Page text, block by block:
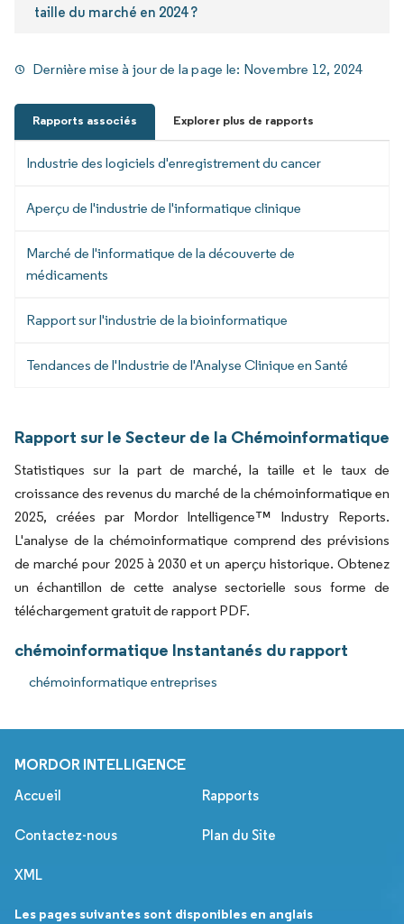
taille du marché en 2024 ?
Dernière mise à jour de la page le: Novembre 12, 2024
Rapports associés Explorer plus de rapports
Industrie des logiciels d'enregistrement du cancer
Aperçu de l'industrie de l'informatique clinique
Marché de l'informatique de la découverte de
médicaments
Rapport sur l'industrie de la bioinformatique
Tendances de l'Industrie de l'Analyse Clinique en Santé
Rapport sur le Secteur de la Chémoinformatique
Statistiques sur la part de marché, la taille et le taux de
croissance des revenus du marché de la chémoinformatique en
2025, créées par Mordor Intelligence™ Industry Reports.
L'analyse de la chémoinformatique comprend des prévisions
de marché pour 2025 à 2030 et un aperçu historique. Obtenez
un échantillon de cette analyse sectorielle sous forme de
téléchargement gratuit de rapport PDF.
chémoinformatique Instantanés du rapport
chémoinformatique entreprises
MORDOR INTELLIGENCE
Accueil Rapports
Contactez-nous Plan du Site
XML
Les pages suivantes sont disponibles en anglais